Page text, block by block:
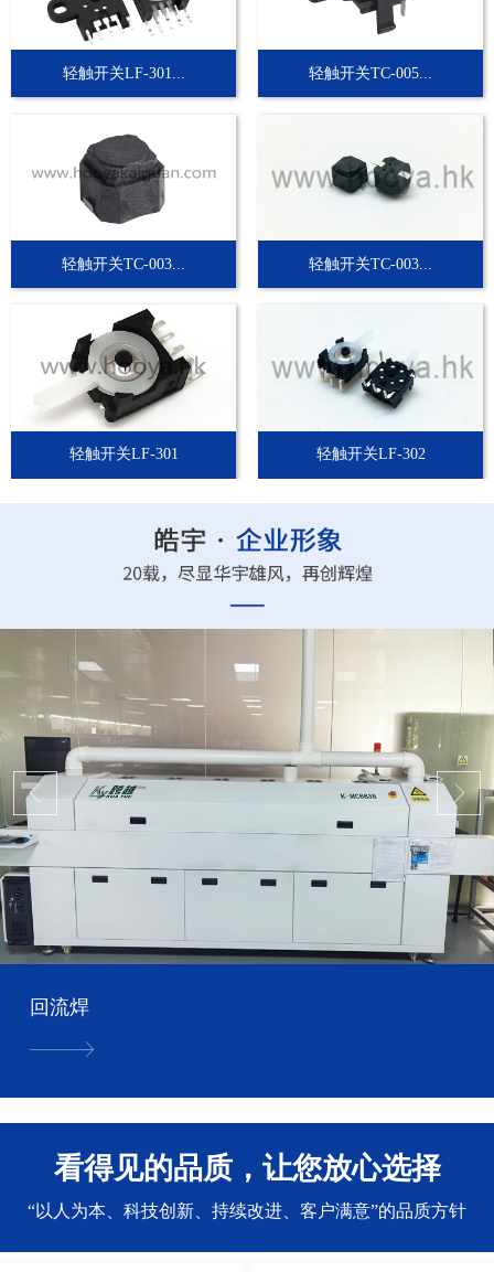
轻触开关LF-301... 轻触开关TC-005...
轻触开关TC-003... 轻触开关TC-003...
轻触开关LF-301 轻触开关LF-302
回流焊
看得见的品质，让您放心选择
“以人为本、科技创新、持续改进、客户满意”的品质方针